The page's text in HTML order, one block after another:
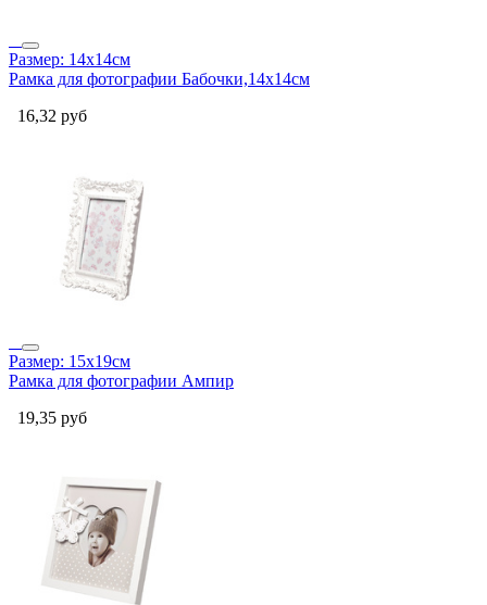
Размер: 14x14см
Рамка для фотографии Бабочки,14x14см
16,32 руб
Размер: 15x19см
Рамка для фотографии Ампир
19,35 руб